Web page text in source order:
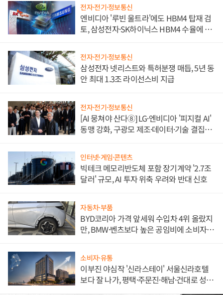
전자·전기·정보통신
엔비디아 '루빈 울트라'에도 HBM4 탑재 검
토, 삼성전자·SK하이닉스 HBM4 수율에 주
전자·전기·정보통신
삼성전자 넷리스트와 특허분쟁 매듭, 5년 동
안 최대 1.3조 라이선스비 지급
전자·전기·정보통신
[AI 뭉쳐야 산다⑧] LG·엔비디아 '피지컬 AI'
동맹 강화, 구광모 제조·데이터·기술 결집
인터넷·게임·콘텐츠
빅테크 메모리반도체 포함 장기계약 '2.7조
달러' 규모, AI 투자 위축 우려와 반대 신호
자동차·부품
BYD코리아 가격 앞세워 수입차 4위 올랐지
만, BMW·벤츠보다 높은 공임비에 소비자
소비자·유통
이부진 야심작 '신라스테이' 서울신라호텔
보다 잘 나가, 평택·주문진·해남·건대로 성